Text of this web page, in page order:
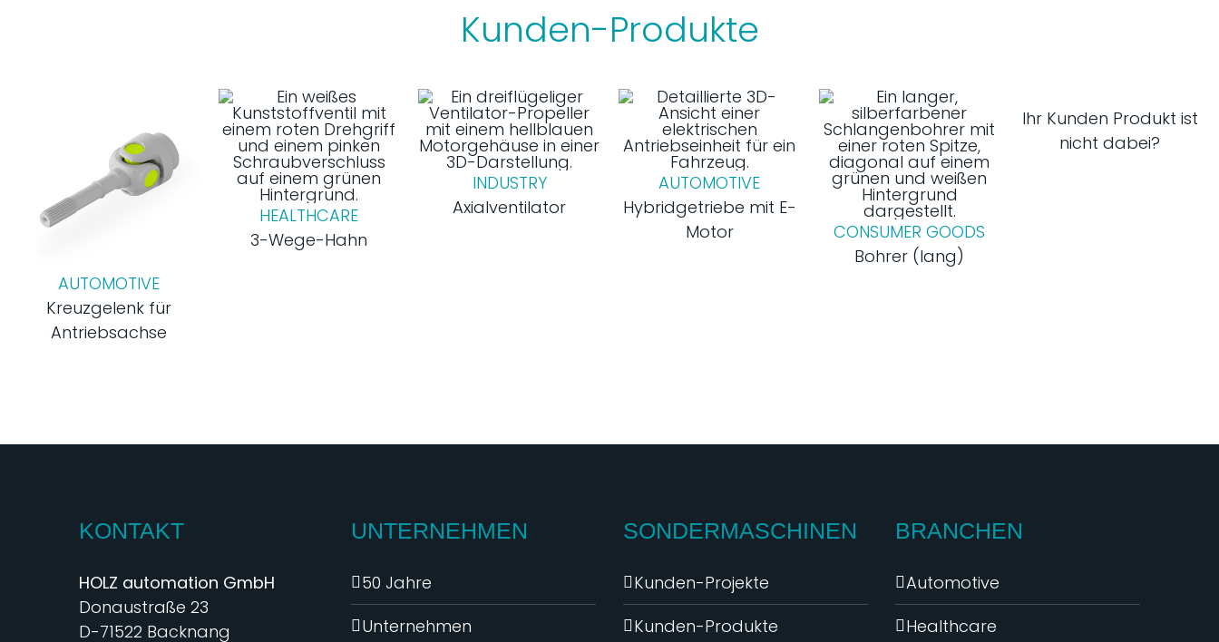
Kunden-Produkte
AUTOMOTIVE
Kreuzgelenk für
Antriebsachse
HEALTHCARE
3-Wege-Hahn
INDUSTRY
Axialventilator
AUTOMOTIVE
Hybridgetriebe mit E-
Motor
CONSUMER GOODS
Bohrer (lang)
Ihr Kunden Produkt ist
nicht dabei?
KONTAKT
HOLZ automation GmbH
Donaustraße 23
D-71522 Backnang
UNTERNEHMEN
50 Jahre
Unternehmen
SONDERMASCHINEN
Kunden-Projekte
Kunden-Produkte
BRANCHEN
Automotive
Healthcare